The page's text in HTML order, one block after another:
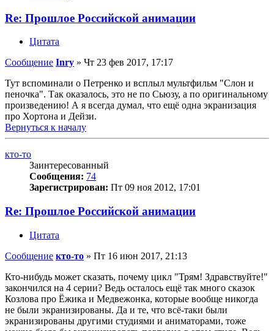
Re: Прошлое Российской анимации
Цитата
Сообщение Inry » Чт 23 фев 2017, 17:17
Тут вспоминали о Петренко и всплыл мультфильм "Слон и
пеночка". Так оказалось, это не по Сьюзу, а по оригинальному
произведению! А я всегда думал, что ещё одна экранизация
про Хортона и Дейзи.
Вернуться к началу
кто-то
Заинтересованный
Сообщения: 74
Зарегистрирован: Пт 09 ноя 2012, 17:01
Re: Прошлое Российской анимации
Цитата
Сообщение кто-то » Пт 16 июн 2017, 21:13
Кто-нибудь может сказать, почему цикл "Трям! Здравствуйте!"
закончился на 4 серии? Ведь осталось ещё так много сказок
Козлова про Ёжика и Медвежонка, которые вообще никогда
не были экранизированы. Да и те, что всё-таки были
экранизированы другими студиями и аниматорами, тоже